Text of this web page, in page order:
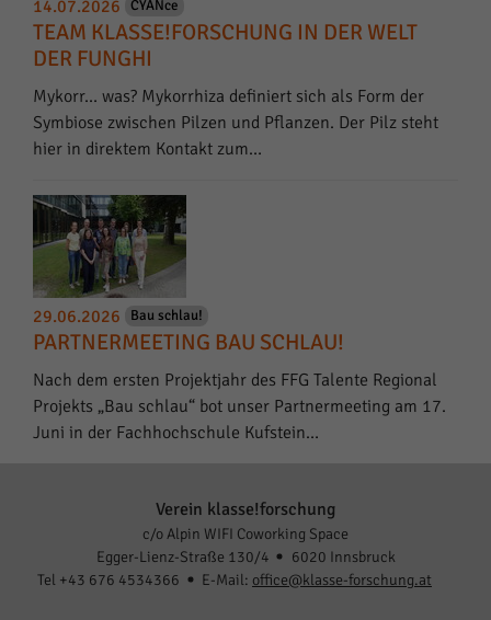
14.07.2026 CYANce
TEAM KLASSE!FORSCHUNG IN DER WELT
DER FUNGHI
Mykorr… was? Mykorrhiza definiert sich als Form der
Symbiose zwischen Pilzen und Pflanzen. Der Pilz steht
hier in direktem Kontakt zum…
29.06.2026 Bau schlau!
PARTNERMEETING BAU SCHLAU!
Nach dem ersten Projektjahr des FFG Talente Regional
Projekts „Bau schlau“ bot unser Partnermeeting am 17.
Juni in der Fachhochschule Kufstein…
Verein klasse!forschung
c/o Alpin WIFI Coworking Space
Egger-Lienz-Straße 130/4
6020 Innsbruck
Tel +43 676 4534366
E-Mail: office@klasse-forschung.at